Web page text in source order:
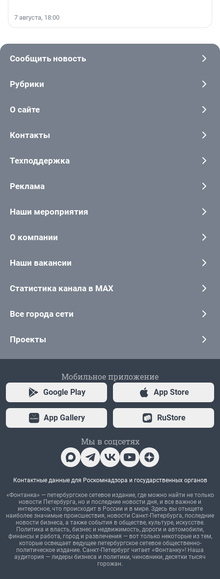
7 августа, 18:00
Сообщить новость
Рубрики
О сайте
Контакты
Техподдержка
Реклама
Наши мероприятия
О компании
Наши вакансии
Статистика канала в MAX
Все города сети
Проекты
Мобильное приложение
Google Play App Store
App Gallery RuStore
Мы в соцсетях
Контактные данные для Роскомнадзора и государственных органов
«Фонтанка» — петербургское сетевое издание, где можно найти не только
новости Петербурга, но и последние новости дня, и все важное и
интересное, что происходит в России и в мире. Здесь вы отыщете
наиболее значимые происшествия, новости Санкт-Петербурга, последние
новости бизнеса, а также события в обществе, культуре, искусстве.
Политика и власть, бизнес и недвижимость, дороги и автомобили,
финансы и работа, город и развлечения — вот только некоторые из тем,
которые освещает ведущее петербургское сетевое общественно-
политическое издание. Санкт-Петербург читает «Фонтанку»! Наша
аудитория — лидеры бизнеса и политики, чиновники, десятки тысяч
горожан.